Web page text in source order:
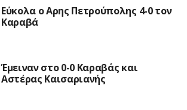
Εύκολα ο Αρης Πετρούπολης 4-0 τον
Καραβά
Έμειναν στο 0-0 Καραβάς και
Αστέρας Καισαριανής